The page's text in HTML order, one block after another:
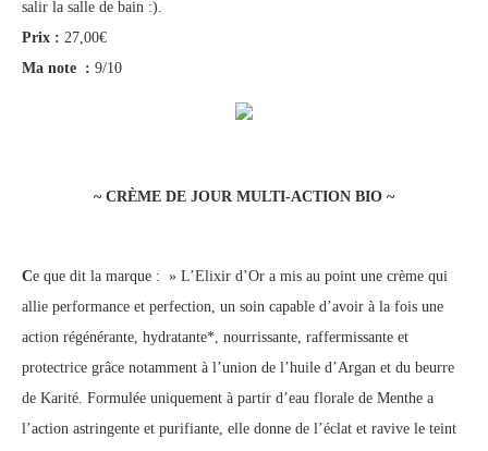
salir la salle de bain :).
Prix : 27,00€
Ma note : 9/10
~ CRÈME DE JOUR MULTI-ACTION BIO ~
Ce que dit la marque : » L’Elixir d’Or a mis au point une crème qui
allie performance et perfection, un soin capable d’avoir à la fois une
action régénérante, hydratante*, nourrissante, raffermissante et
protectrice grâce notamment à l’union de l’huile d’Argan et du beurre
de Karité. Formulée uniquement à partir d’eau florale de Menthe a
l’action astringente et purifiante, elle donne de l’éclat et ravive le teint